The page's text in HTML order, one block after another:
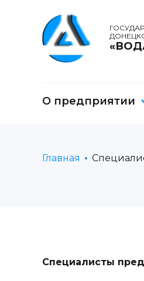
О предприятии
Главная
Специалисты